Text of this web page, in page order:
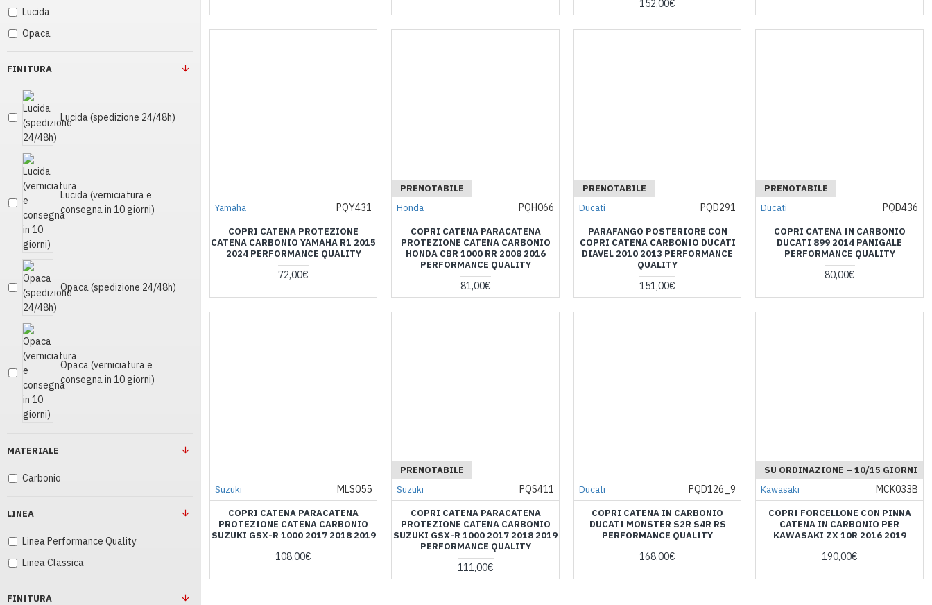
Lucida
Opaca
FINITURA
Lucida (spedizione 24/48h)
Lucida (verniciatura e
consegna in 10 giorni)
Opaca (spedizione 24/48h)
Opaca (verniciatura e
consegna in 10 giorni)
MATERIALE
Carbonio
LINEA
Linea Performance Quality
Linea Classica
FINITURA
152,00€
Yamaha PQY431
COPRI CATENA PROTEZIONE
CATENA CARBONIO YAMAHA R1 2015
2024 PERFORMANCE QUALITY
72,00€
PRENOTABILE
Honda
PQH066
COPRI CATENA PARACATENA
PROTEZIONE CATENA CARBONIO
HONDA CBR 1000 RR 2008 2016
PERFORMANCE QUALITY
81,00€
PRENOTABILE
Ducati
PQD291
PARAFANGO POSTERIORE CON
COPRI CATENA CARBONIO DUCATI
DIAVEL 2010 2013 PERFORMANCE
QUALITY
151,00€
PRENOTABILE
Ducati
PQD436
COPRI CATENA IN CARBONIO
DUCATI 899 2014 PANIGALE
PERFORMANCE QUALITY
80,00€
Suzuki MLS055
COPRI CATENA PARACATENA
PROTEZIONE CATENA CARBONIO
SUZUKI GSX-R 1000 2017 2018 2019
108,00€
PRENOTABILE
Suzuki
PQS411
COPRI CATENA PARACATENA
PROTEZIONE CATENA CARBONIO
SUZUKI GSX-R 1000 2017 2018 2019
PERFORMANCE QUALITY
111,00€
Ducati PQD126_9
COPRI CATENA IN CARBONIO
DUCATI MONSTER S2R S4R RS
PERFORMANCE QUALITY
168,00€
SU ORDINAZIONE – 10/15 GIORNI
Kawasaki
MCK033B
COPRI FORCELLONE CON PINNA
CATENA IN CARBONIO PER
KAWASAKI ZX 10R 2016 2019
190,00€